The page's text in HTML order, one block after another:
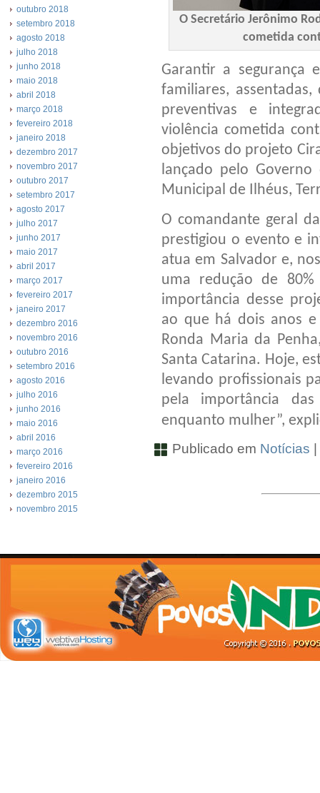
outubro 2018
setembro 2018
agosto 2018
julho 2018
junho 2018
maio 2018
abril 2018
março 2018
fevereiro 2018
janeiro 2018
dezembro 2017
novembro 2017
outubro 2017
setembro 2017
agosto 2017
julho 2017
junho 2017
maio 2017
abril 2017
março 2017
fevereiro 2017
janeiro 2017
dezembro 2016
novembro 2016
outubro 2016
setembro 2016
agosto 2016
julho 2016
junho 2016
maio 2016
abril 2016
março 2016
fevereiro 2016
janeiro 2016
dezembro 2015
novembro 2015
O Secretário Jerônimo
cometida
Garantir a segurança
familiares,
preventivas e
violência cometida
objetivos do projeto
lançado pelo
Municipal de Ilhéus,
O comandante geral
prestigiou o evento e
atua em Salvador e,
uma redução de
importância desse
ao que há dois anos
Ronda Maria da
Santa Catarina. Hoje,
levando profissionais
pela importância
enquanto mulher”,
Publicado em Notícias